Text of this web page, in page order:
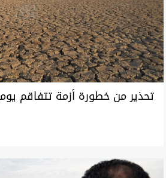
تحذير من خطورة أزمة تتفاقم